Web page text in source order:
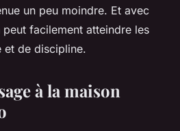
un peu moindre. Et avec
facilement atteindre les
et de discipline.
à la maison